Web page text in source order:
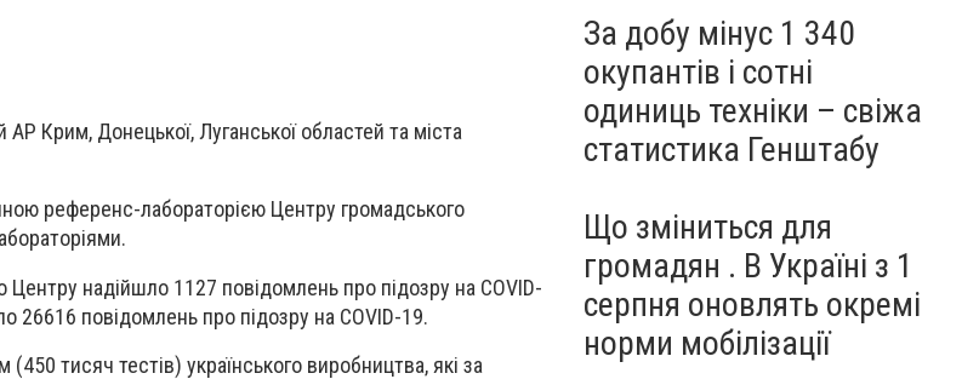
Крим, Донецької, Луганської областей та міста
референс-лабораторією Центру громадського
надійшло 1127 повідомлень про підозру на COVID-
26616 повідомлень про підозру на COVID-19.
тисяч тестів) українського виробництва, які за
За добу мінус 1 340
окупантів і сотні
одиниць техніки – свіжа
статистика Генштабу
Що зміниться для
громадян . В Україні з 1
серпня оновлять окремі
норми мобілізації